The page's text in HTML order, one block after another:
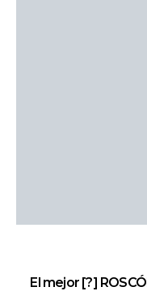
El mejor [?]